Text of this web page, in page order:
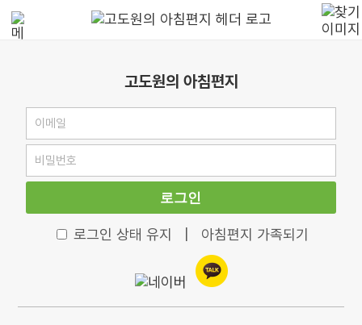
고도원의 아침편지
로그인
로그인 상태 유지 아침편지 가족되기